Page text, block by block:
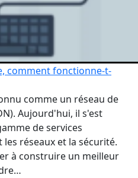
comment fonctionne-t-
comme un réseau de
Aujourd'hui, il s'est
de services
réseaux et la sécurité.
à construire un meilleur